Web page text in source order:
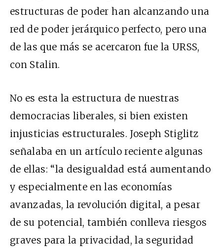
estructuras de poder han alcanzando una
red de poder jerárquico perfecto, pero una
de las que más se acercaron fue la URSS,
con Stalin.
No es esta la estructura de nuestras
democracias liberales, si bien existen
injusticias estructurales. Joseph Stiglitz
señalaba en un artículoreciente algunas
de ellas: “la desigualdad está aumentando
y especialmente en las economías
avanzadas, la revolución digital, a pesar
de su potencial, también conlleva riesgos
graves para la privacidad, la seguridad